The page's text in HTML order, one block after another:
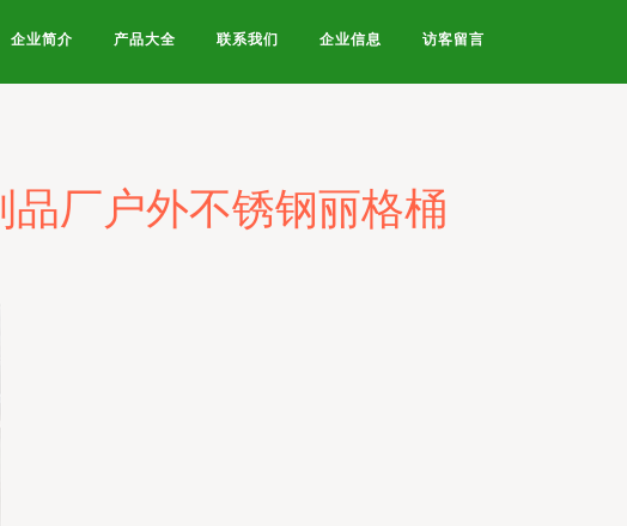
企业简介 产品大全 联系我们 企业信息 访客留言
厂户外不锈钢丽格桶